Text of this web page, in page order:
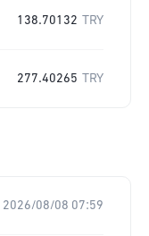
138.70132 TRY
277.40265 TRY
2026/08/08 07:59